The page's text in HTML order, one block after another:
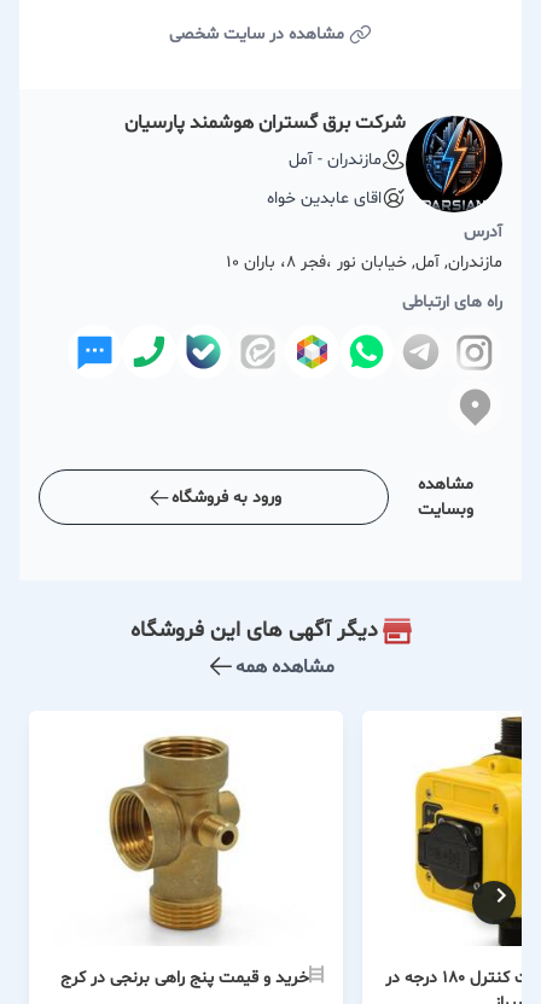
مشاهده در سایت شخصی
شرکت برق گستران هوشمند پارسیان
مازندران - آمل
اقای عابدین خواه
آدرس
مازندران, آمل, خیابان نور ،فجر ۸، باران 10
راه های ارتباطی
مشاهده
وبسایت
ورود به فروشگاه
دیگر آگهی های این فروشگاه
مشاهده همه
خرید و قیمت ست کنترل 180 درجه در
خرید و قیمت پنج راهی برنجی در کرج